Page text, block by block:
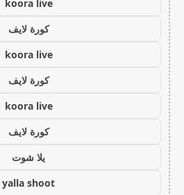
koora live
كورة لايف
koora live
كورة لايف
koora live
كورة لايف
يلا شوت
yalla shoot